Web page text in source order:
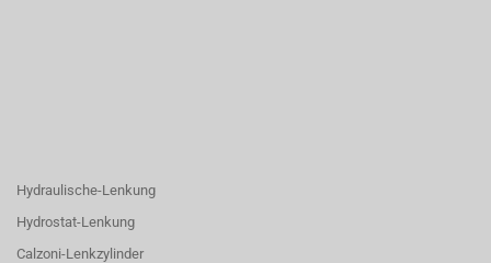
Hydraulische-Lenkung
Hydrostat-Lenkung
Calzoni-Lenkzylinder